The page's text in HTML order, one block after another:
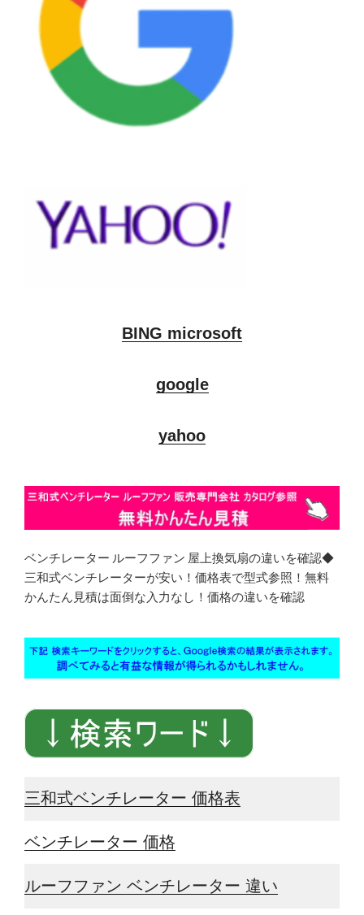
BING microsoft
google
yahoo
ベンチレーター ルーフファン 屋上換気扇の違いを確認◆
三和式ベンチレーターが安い！価格表で型式参照！無料
かんたん見積は面倒な入力なし！価格の違いを確認
三和式ベンチレーター 価格表
ベンチレーター 価格
ルーフファン ベンチレーター 違い